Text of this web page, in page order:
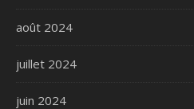
août 2024
juillet 2024
juin 2024